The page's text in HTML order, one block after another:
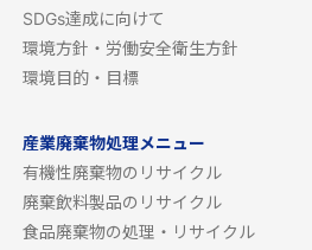
SDGs達成に向けて
環境方針・労働安全衛生方針
環境目的・目標
産業廃棄物処理メニュー
有機性廃棄物のリサイクル
廃棄飲料製品のリサイクル
食品廃棄物の処理・リサイクル